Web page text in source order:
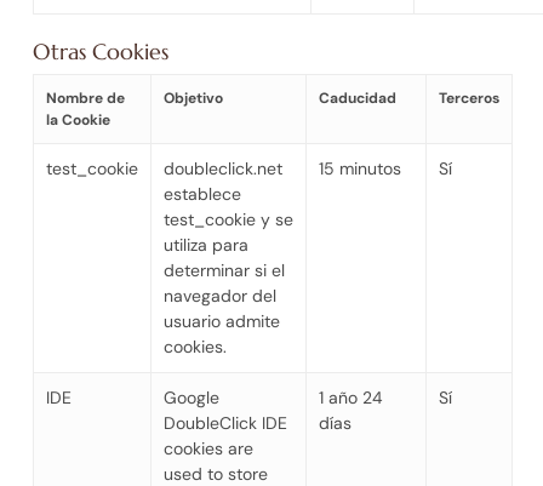
Otras Cookies
Nombre de
la Cookie
Objetivo Caducidad Terceros
test_cookie
doubleclick.net
establece
test_cookie y se
utiliza para
determinar si el
navegador del
usuario admite
cookies.
15 minutos Sí
IDE
Google
DoubleClick IDE
cookies are
used to store
1 año 24
días
Sí